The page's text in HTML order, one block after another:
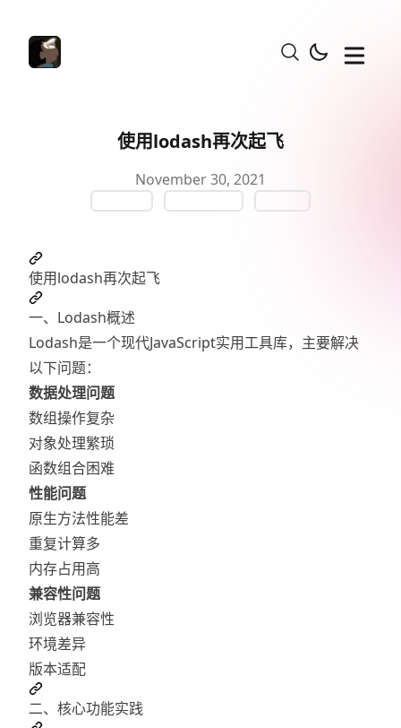
使用lodash再次起飞
November 30, 2021
使用lodash再次起飞
一、Lodash概述
Lodash是一个现代JavaScript实用工具库，主要解决
以下问题：
数据处理问题
数组操作复杂
对象处理繁琐
函数组合困难
性能问题
原生方法性能差
重复计算多
内存占用高
兼容性问题
浏览器兼容性
环境差异
版本适配
二、核心功能实践